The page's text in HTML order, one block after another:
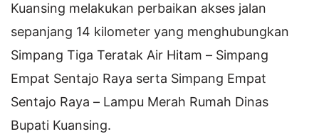
Kuansing melakukan perbaikan akses jalan
sepanjang 14 kilometer yang menghubungkan
Simpang Tiga Teratak Air Hitam – Simpang
Empat Sentajo Raya serta Simpang Empat
Sentajo Raya – Lampu Merah Rumah Dinas
Bupati Kuansing.